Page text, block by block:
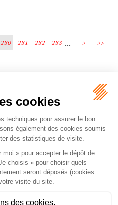
230 231 232 233 ... > >>